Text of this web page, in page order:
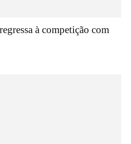
à competição com